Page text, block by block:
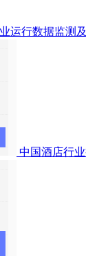
中国酒店行